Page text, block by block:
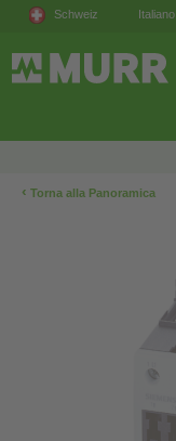
Schweiz Italiano
‹ Torna alla Panoramica